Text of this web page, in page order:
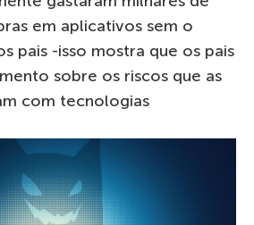
em aplicativos sem o
pais -isso mostra que os pais
sobre os riscos que as
com tecnologias